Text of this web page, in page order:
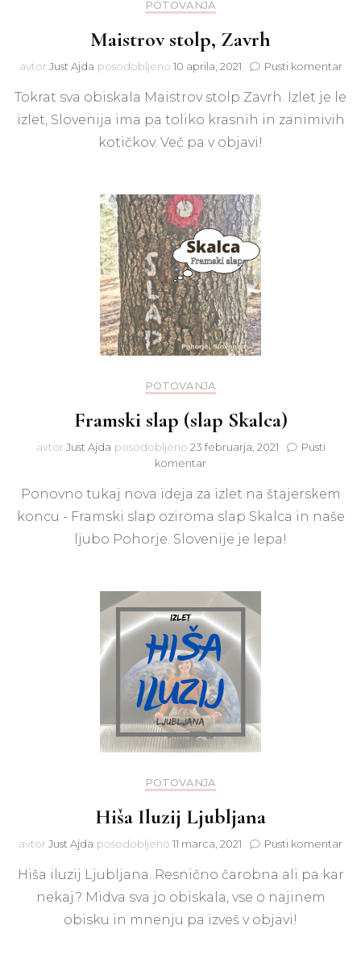
POTOVANJA
Maistrov stolp, Zavrh
avtor Just Ajda posodobljeno 10 aprila, 2021 Pusti komentarna
Tokrat sva obiskala Maistrov stolp Zavrh. Izlet je le
izlet, Slovenija ima pa toliko krasnih in zanimivih
kotičkov. Več pa v objavi!
POTOVANJA
Framski slap (slap Skalca)
avtor Just Ajda posodobljeno 23 februarja, 2021
Pusti
komentarna
slap
(slap
Skalca)
Ponovno tukaj nova ideja za izlet na štajerskem
koncu - Framski slap oziroma slap Skalca in naše
ljubo Pohorje. Slovenije je lepa!
POTOVANJA
Hiša Iluzij Ljubljana
avtor Just Ajda posodobljeno 11 marca, 2021 Pusti komentarna
Hiša iluzij Ljubljana. Resnično čarobna ali pa kar
nekaj? Midva sva jo obiskala, vse o najinem
obisku in mnenju pa izveš v objavi!